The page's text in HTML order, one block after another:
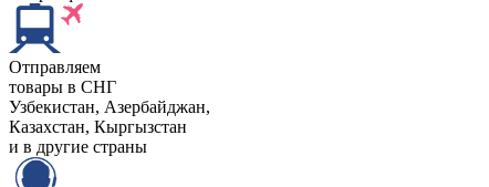
Отправляем
товары в СНГ
Узбекистан, Aзербайджан,
Казахстан, Кыргызстан
и в другие страны